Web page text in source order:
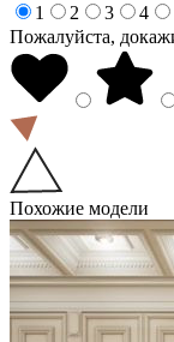
1
2 3 4
Пожалуйста,
Похожие модели